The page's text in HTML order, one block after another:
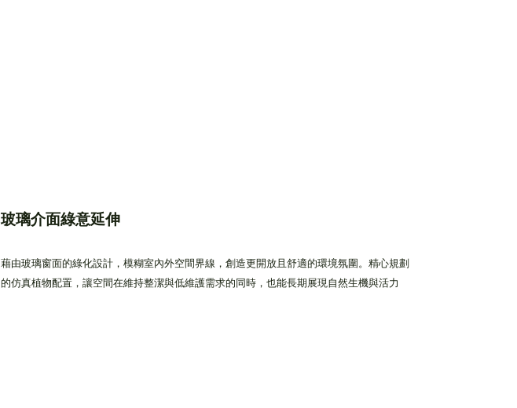
玻璃介面綠意延伸
藉由玻璃窗面的綠化設計，模糊室內外空間界線，創造更開放且舒適的環境氛圍。精心規劃
的仿真植物配置，讓空間在維持整潔與低維護需求的同時，也能長期展現自然生機與活力